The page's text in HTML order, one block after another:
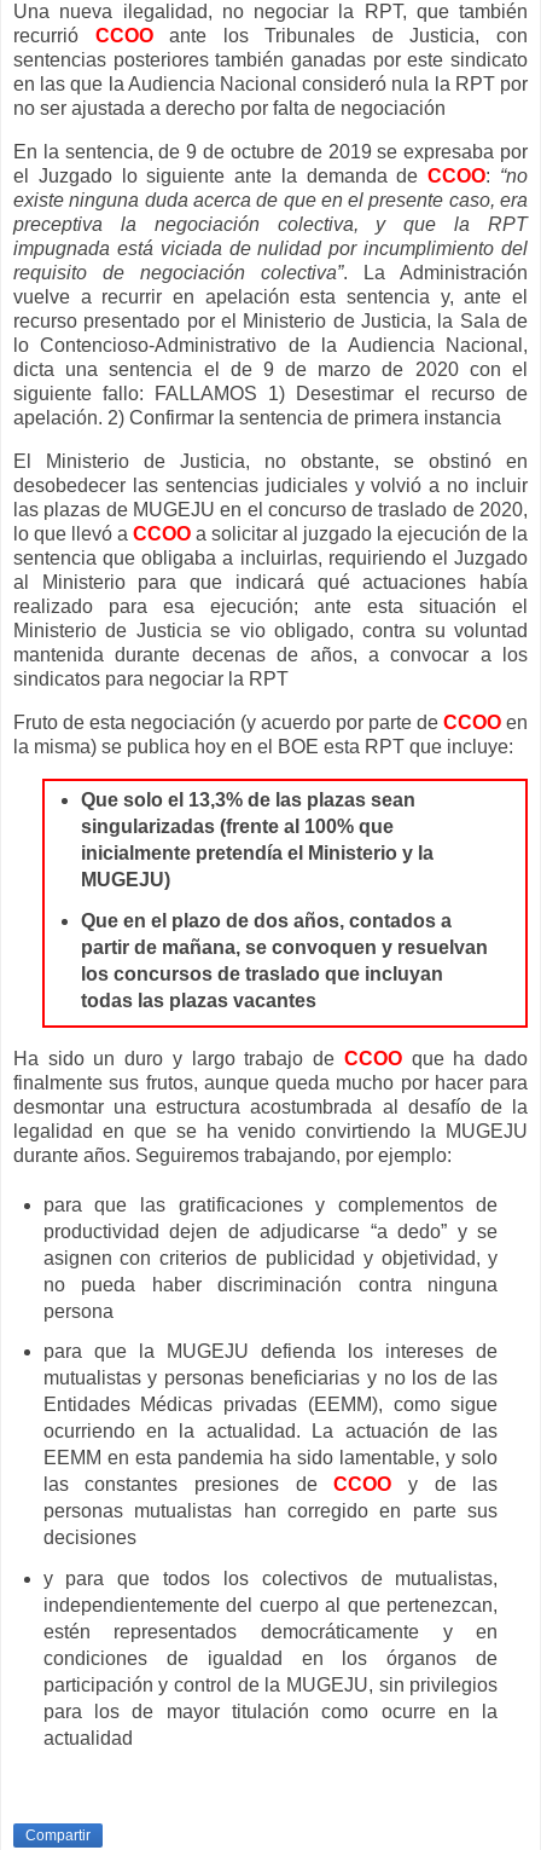
Una nueva ilegalidad, no negociar la RPT, que también
recurrió CCOOante los Tribunales de Justicia, con
sentencias posteriores también ganadas por este sindicato
en las que la Audiencia Nacional consideró nula la RPT por
no ser ajustada a derecho por falta de negociación
En la sentencia, de 9 de octubre de 2019 se expresaba por
el Juzgado lo siguiente ante la demanda deCCOO: “no
existe ninguna duda acerca de que en el presente caso, era
preceptiva la negociación colectiva, y que la RPT
impugnada está viciada de nulidad por incumplimiento del
requisito de negociación colectiva”. La Administración
vuelve a recurrir en apelación esta sentencia y, ante el
recurso presentado por el Ministerio de Justicia, la Sala de
lo Contencioso-Administrativo de la Audiencia Nacional,
dicta una sentencia el de 9 de marzo de 2020 con el
siguiente fallo: FALLAMOS 1) Desestimar el recurso de
apelación. 2) Confirmar la sentencia de primera instancia
El Ministerio de Justicia, no obstante, se obstinó en
desobedecer las sentencias judiciales y volvió a no incluir
las plazas de MUGEJU en el concurso de traslado de 2020,
lo que llevó a CCOO a solicitar al juzgado la ejecución de la
sentencia que obligaba a incluirlas, requiriendo el Juzgado
al Ministerio para que indicará qué actuaciones había
realizado para esa ejecución; ante esta situación el
Ministerio de Justicia se vio obligado, contra su voluntad
mantenida durante decenas de años, a convocar a los
sindicatos para negociar la RPT
Fruto de esta negociación (y acuerdo por parte de CCOO en
la misma) se publica hoy en el BOE esta RPT que incluye:
Que solo el 13,3% de las plazas sean
singularizadas (frente al 100% que
inicialmente pretendía el Ministerio y la
MUGEJU)
Que en el plazo de dos años, contados a
partir de mañana, se convoquen y resuelvan
los concursos de traslado que incluyan
todas las plazas vacantes
Ha sido un duro y largo trabajo de CCOOque ha dado
finalmente sus frutos, aunque queda mucho por hacer para
desmontar una estructura acostumbrada al desafío de la
legalidad en que se ha venido convirtiendo la MUGEJU
durante años. Seguiremos trabajando, por ejemplo:
para que las gratificaciones y complementos de
productividad dejen de adjudicarse “a dedo” y se
asignen con criterios de publicidad y objetividad, y
no pueda haber discriminación contra ninguna
persona
para que la MUGEJU defienda los intereses de
mutualistas y personas beneficiarias y no los de las
Entidades Médicas privadas (EEMM), como sigue
ocurriendo en la actualidad. La actuación de las
EEMM en esta pandemia ha sido lamentable, y solo
las constantes presiones deCCOO y de las
personas mutualistas han corregido en parte sus
decisiones
y para que todos los colectivos de mutualistas,
independientemente del cuerpo al que pertenezcan,
estén representados democráticamente y en
condiciones de igualdad en los órganos de
participación y control de la MUGEJU, sin privilegios
para los de mayor titulación como ocurre en la
actualidad
Compartir